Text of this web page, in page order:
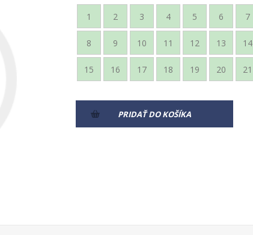
1 2 3 4 5 6 7
8 9 10 11 12 13 14
15 16 17 18 19 20 21
PRIDAŤ DO KOŠÍKA